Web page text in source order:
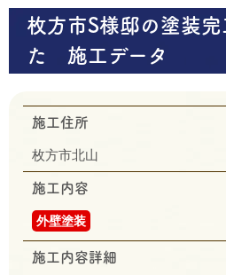
枚方市S様邸の塗装完
た 施工データ
施工住所
枚方市北山
施工内容
外壁塗装
施工内容詳細